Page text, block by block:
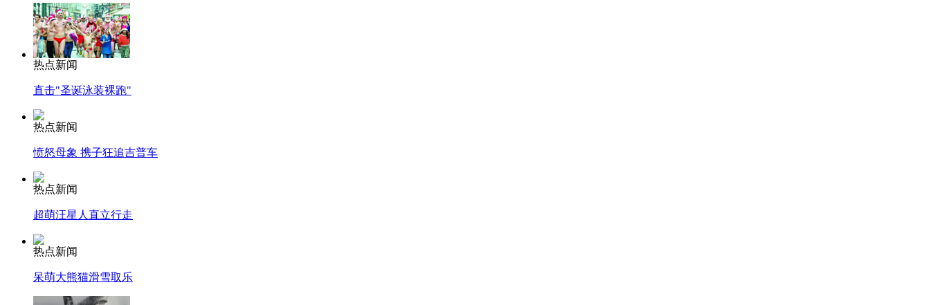
热点新闻
直击"圣诞泳装裸跑"
热点新闻
愤怒母象 携子狂追吉普车
热点新闻
超萌汪星人直立行走
热点新闻
呆萌大熊猫滑雪取乐